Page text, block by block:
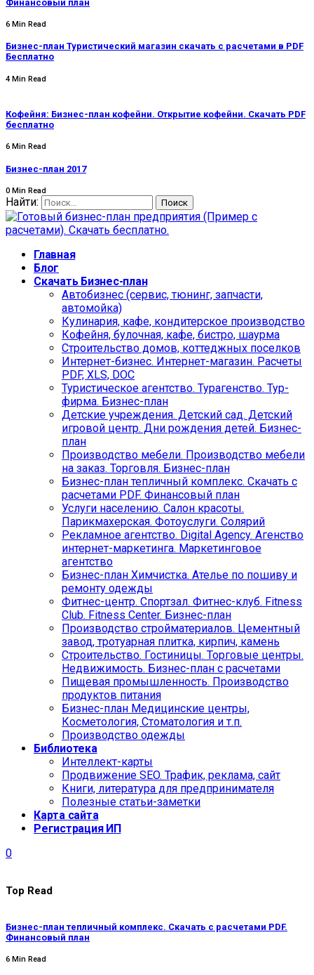
Финансовый план
6 Min Read
Бизнес-план Туристический магазин скачать с расчетами в PDF
Бесплатно
4 Min Read
Кофейня: Бизнес-план кофейни. Открытие кофейни. Скачать PDF
бесплатно
6 Min Read
Бизнес-план 2017
0 Min Read
Найти:
Главная
Блог
Скачать Бизнес-план
Автобизнес (сервис, тюнинг, запчасти,
автомойка)
Кулинария, кафе, кондитерское производство
Кофейня, булочная, кафе, бистро, шаурма
Строительство домов, коттеджных поселков
Интернет-бизнес. Интернет-магазин. Расчеты
PDF, XLS, DOC
Туристическое агентство. Турагенство. Тур-
фирма. Бизнес-план
Детские учреждения. Детский сад. Детский
игровой центр. Дни рождения детей. Бизнес-
план
Производство мебели. Производство мебели
на заказ. Торговля. Бизнес-план
Бизнес-план тепличный комплекс. Скачать с
расчетами PDF. Финансовый план
Услуги населению. Салон красоты.
Парикмахерская. Фотоуслуги. Солярий
Рекламное агентство. Digital Agency. Агенство
интернет-маркетинга. Маркетинговое
агентство
Бизнес-план Химчистка. Ателье по пошиву и
ремонту одежды
Фитнес-центр. Спортзал. Фитнес-клуб. Fitness
Club. Fitness Center. Бизнес-план
Производство стройматериалов. Цементный
завод, тротуарная плитка, кирпич, камень
Строительство. Гостиницы. Торговые центры.
Недвижимость. Бизнес-план с расчетами
Пищевая промышленность. Производство
продуктов питания
Бизнес-план Медицинские центры,
Косметология, Стоматология и т.п.
Производство одежды
Библиотека
Интеллект-карты
Продвижение SEO. Трафик, реклама, сайт
Книги, литература для предпринимателя
Полезные статьи-заметки
Карта сайта
Регистрация ИП
0
Top Read
Бизнес-план тепличный комплекс. Скачать с расчетами PDF.
Финансовый план
6 Min Read